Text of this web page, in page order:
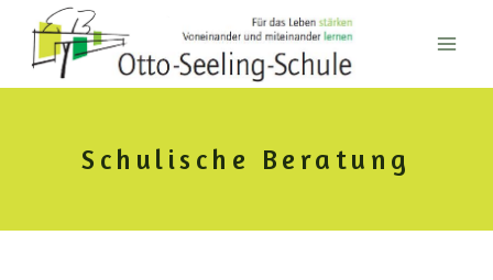
Inhalt
springen
Schulische Beratung